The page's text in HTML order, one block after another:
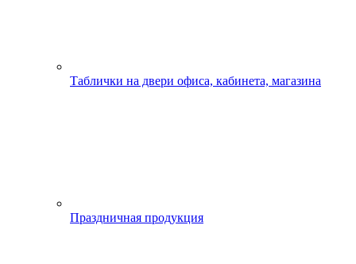
Таблички на двери офиса, кабинета, магазина
Праздничная продукция